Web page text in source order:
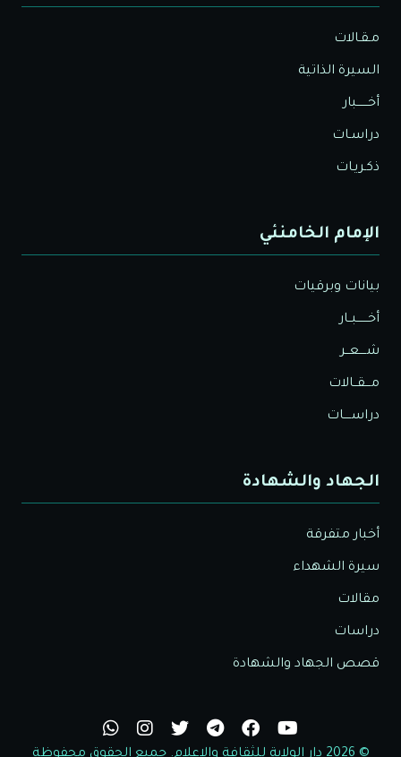
مـقـالات
السيرة الذاتية
أخــــــبار
دراسـات
ذكـريـات
الإمام الخامنئي
بيانات وبرقيات
أخــــــبــار
شــــعــر
مـــقــالات
دراســــات
الجهاد والشهادة
أخبار متفرقة
سيرة الشهداء
مقالات
دراسات
قصص الجهاد والشهادة